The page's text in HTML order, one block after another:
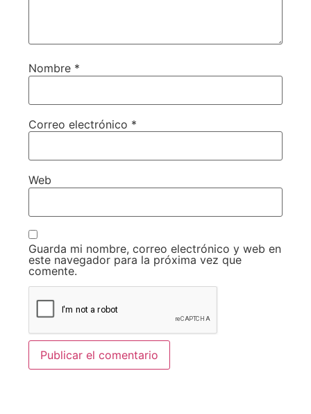
Nombre *
Correo electrónico *
Web
Guarda mi nombre, correo electrónico y web en
este navegador para la próxima vez que
comente.